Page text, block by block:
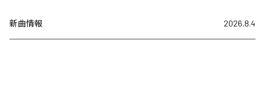
新曲情報 2026.8.4